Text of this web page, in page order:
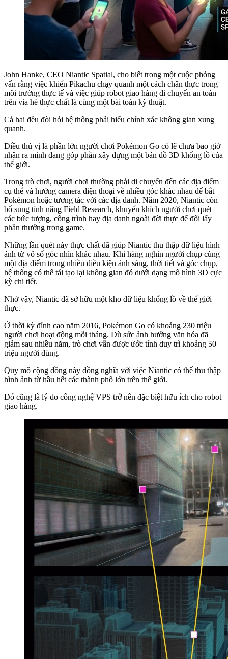
John Hanke, CEO Niantic Spatial, cho biết trong một cuộc phỏng
vấn rằng việc khiến Pikachu chạy quanh một cách chân thực trong
môi trường thực tế và việc giúp robot giao hàng di chuyển an toàn
trên vỉa hè thực chất là cùng một bài toán kỹ thuật.
Cả hai đều đòi hỏi hệ thống phải hiểu chính xác không gian xung
quanh.
Điều thú vị là phần lớn người chơi Pokémon Go có lẽ chưa bao giờ
nhận ra mình đang góp phần xây dựng một bản đồ 3D khổng lồ của
thế giới.
Trong trò chơi, người chơi thường phải di chuyển đến các địa điểm
cụ thể và hướng camera điện thoại về nhiều góc khác nhau để bắt
Pokémon hoặc tương tác với các địa danh. Năm 2020, Niantic còn
bổ sung tính năng Field Research, khuyến khích người chơi quét
các bức tượng, công trình hay địa danh ngoài đời thực để đổi lấy
phần thưởng trong game.
Những lần quét này thực chất đã giúp Niantic thu thập dữ liệu hình
ảnh từ vô số góc nhìn khác nhau. Khi hàng nghìn người chụp cùng
một địa điểm trong nhiều điều kiện ánh sáng, thời tiết và góc chụp,
hệ thống có thể tái tạo lại không gian đó dưới dạng mô hình 3D cực
kỳ chi tiết.
Nhờ vậy, Niantic đã sở hữu một kho dữ liệu khổng lồ về thế giới
thực.
Ở thời kỳ đỉnh cao năm 2016, Pokémon Go có khoảng 230 triệu
người chơi hoạt động mỗi tháng. Dù sức ảnh hưởng văn hóa đã
giảm sau nhiều năm, trò chơi vẫn được ước tính duy trì khoảng 50
triệu người dùng.
Quy mô cộng đồng này đồng nghĩa với việc Niantic có thể thu thập
hình ảnh từ hầu hết các thành phố lớn trên thế giới.
Đó cũng là lý do công nghệ VPS trở nên đặc biệt hữu ích cho robot
giao hàng.